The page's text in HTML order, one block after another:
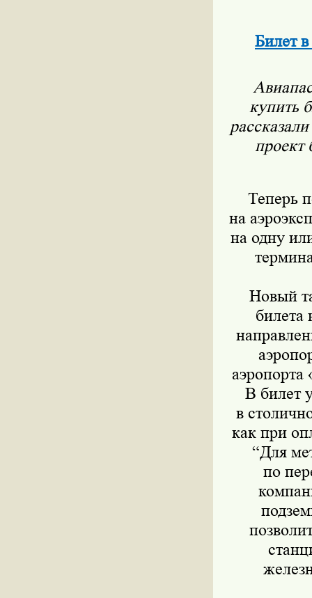
Билет
купить
проект
Теперь
на
на одну
Новый
билета
аэропорта
В билет
в
как при
“Для
по